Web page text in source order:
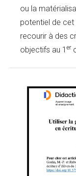
ou la
potentiel de cet
recourir à des
objectifs au 1er